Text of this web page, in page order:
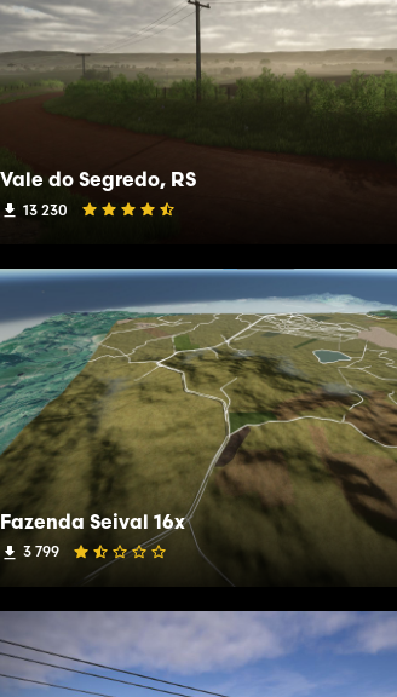
Vale do Segredo, RS
13 230
Fazenda Seival 16x
3 799